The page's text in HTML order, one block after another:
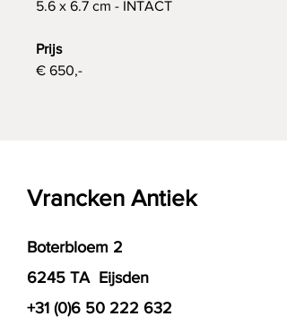
5.6 x 6.7 cm - INTACT
Prijs
€ 650,-
Vrancken Antiek
Boterbloem 2
6245 TA Eijsden
+31 (0)6 50 222 632